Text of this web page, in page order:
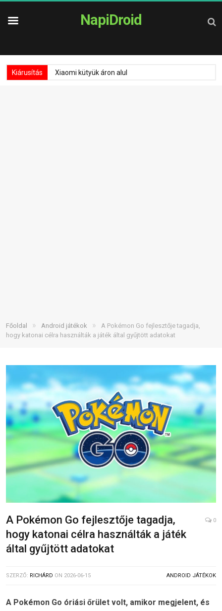
NapiDroid
Kiárusítás Xiaomi kütyük áron alul
Főoldal » Android játékok »
A Pokémon Go fejlesztője tagadja,
hogy katonai célra használták a játék által gyűjtött adatokat
A Pokémon Go fejlesztője tagadja,
hogy katonai célra használták a játék
által gyűjtött adatokat
0
SZERZŐ: RICHÁRD ON 2026-06-15 ANDROID JÁTÉKOK
A Pokémon Go óriási őrület volt, amikor megjelent, és